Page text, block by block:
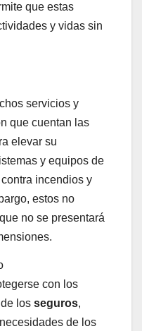
que estas
y vidas sin
servicios y
que cuentan las
elevar su
y equipos de
incendios y
estos no
no se presentará
con los
los seguros,
de los